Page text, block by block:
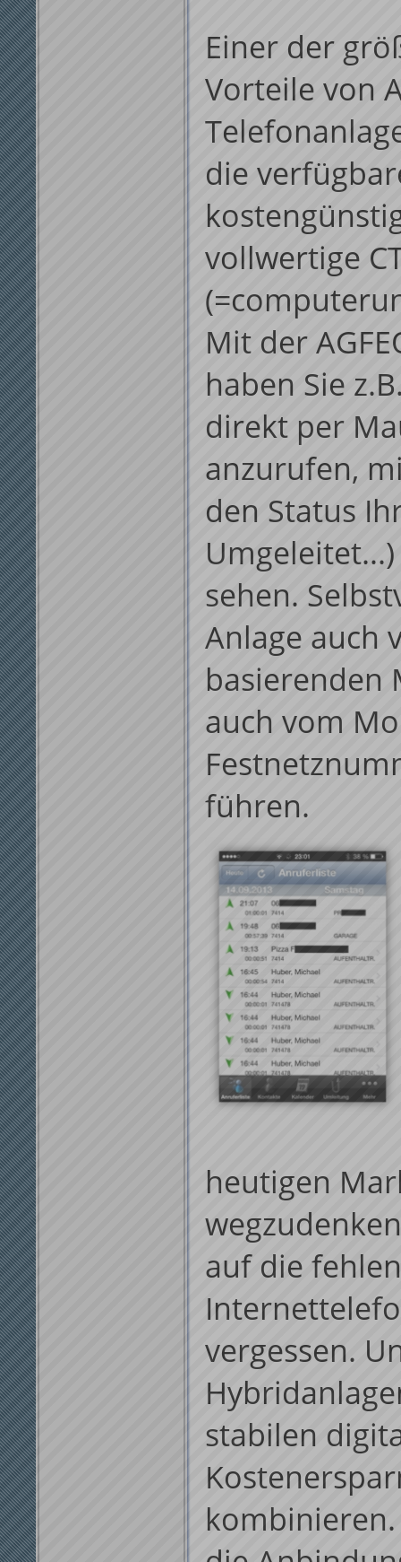
Einer der
Vorteile von
die
vollwertige
Mit der
haben Sie
direkt per
anzurufen,
den Status
sehen.
Anlage auch
basierenden
auch vom
führen.
heutigen
auf die
vergessen.
stabilen